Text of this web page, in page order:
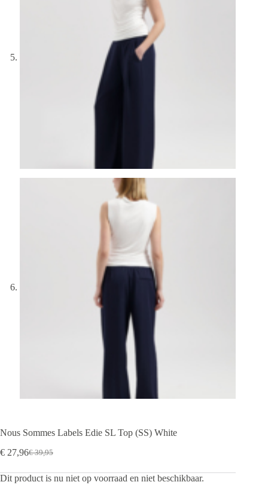
Nous Sommes Labels Edie SL Top (SS) White
€39,95
Oorspronkelijke
was:
€ 27,96Huidige
is:
Dit product is nu niet op voorraad en niet beschikbaar.